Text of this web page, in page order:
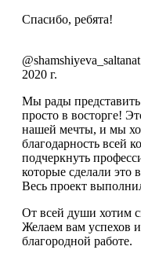
Спасибо, ребята!
@shamshiyeva_saltanat
2020 г.
Мы рады
просто в восторге!
нашей мечты, и мы
благодарность всей
подчеркнуть
которые сделали
Весь проект
От всей души хотим
Желаем вам успехов
благородной работе.